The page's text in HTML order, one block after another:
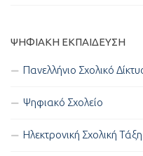
ΨΗΦΙΑΚΉ ΕΚΠΑΊΔΕΥΣΗ
Πανελλήνιο Σχολικό
Ψηφιακό Σχολείο
Ηλεκτρονική Σχολική Τάξη